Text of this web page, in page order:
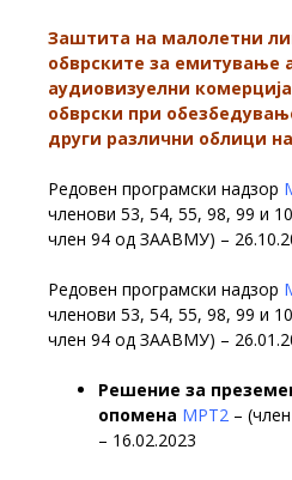
Заштита на малолетни
обврските за емитување
аудиовизуелни
обврски при
други различни облици
Редовен програмски надзор
членови 53, 54, 55, 98, 99 и
член 94 од ЗААВМУ) –
Редовен програмски надзор
членови 53, 54, 55, 98, 99 и
член 94 од ЗААВМУ) –
Решение за
опомена МРТ2 –
– 16.02.2023